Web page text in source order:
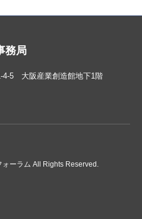
務局
4-5 大阪産業創造館地下1階
ーラム All Rights Reserved.